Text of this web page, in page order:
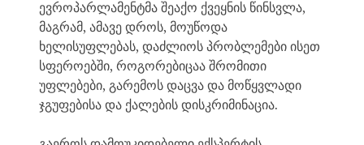
ევროპარლამენტმა შეაქო ქვეყნის წინსვლა,
მაგრამ, ამავე დროს, მოუწოდა
ხელისუფლებას, დაძლიოს პრობლემები ისეთ
სფეროებში, როგორებიცაა შრომითი
უფლებები, გარემოს დაცვა და მოწყვლადი
ჯგუფებისა და ქალების დისკრიმინაცია.